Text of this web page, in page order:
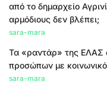
από το δημαρχείο
αρμόδιους δεν βλέπει;
sara-mara
Τα «ραντάρ» της ΕΛΑΣ
προσώπων με
sara-mara